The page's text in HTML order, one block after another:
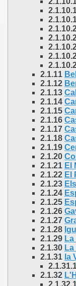
2.1.11
2.1.12
2.1.13
2.1.14
2.1.15
2.1.16
2.1.17
2.1.18
2.1.19
2.1.20
2.1.21 El
2.1.22 El
2.1.23
2.1.24
2.1.25
2.1.26
2.1.27
2.1.28
2.1.29
2.1.30
2.1.31 la
2.1.32